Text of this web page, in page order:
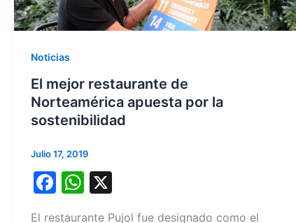
Noticias
El mejor restaurante de
Norteamérica apuesta por la
sostenibilidad
Julio 17, 2019
F
W
El restaurante Pujol fue designado como el